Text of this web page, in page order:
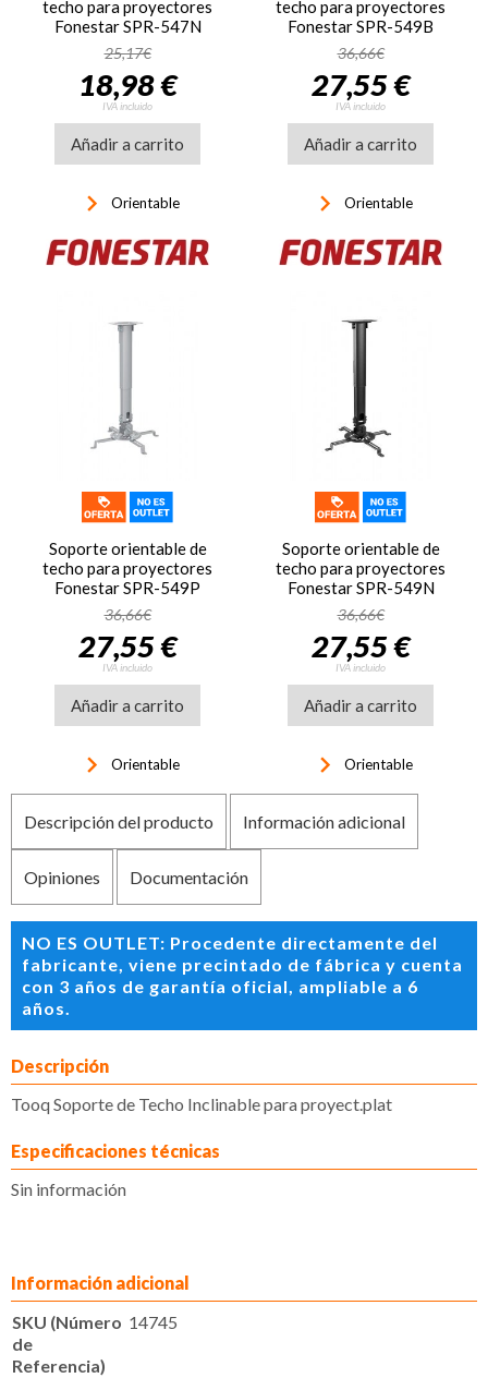
techo para proyectores
Fonestar SPR-547N
25,17€
18,98 €
IVA incluido
Añadir a carrito
keyboard_arrow_right Orientable
techo para proyectores
Fonestar SPR-549B
36,66€
27,55 €
IVA incluido
Añadir a carrito
keyboard_arrow_right Orientable
Soporte orientable de
techo para proyectores
Fonestar SPR-549P
36,66€
27,55 €
IVA incluido
Añadir a carrito
keyboard_arrow_right Orientable
Soporte orientable de
techo para proyectores
Fonestar SPR-549N
36,66€
27,55 €
IVA incluido
Añadir a carrito
keyboard_arrow_right Orientable
Descripción del producto Información adicional
Opiniones Documentación
NO ES OUTLET: Procedente directamente del
fabricante, viene precintado de fábrica y cuenta
con 3 años de garantía oficial, ampliable a 6
años.
Descripción
Tooq Soporte de Techo Inclinable para proyect.plat
Especificaciones técnicas
Sin información
Información adicional
SKU (Número
de
Referencia)
14745